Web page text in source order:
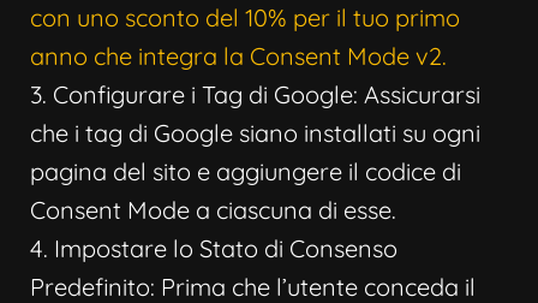
con uno sconto del 10% per il tuo primo
anno che integra la Consent Mode v2.
3. Configurare i Tag di Google: Assicurarsi
che i tag di Google siano installati su ogni
pagina del sito e aggiungere il codice di
Consent Mode a ciascuna di esse.
4. Impostare lo Stato di Consenso
Predefinito: Prima che l’utente conceda il